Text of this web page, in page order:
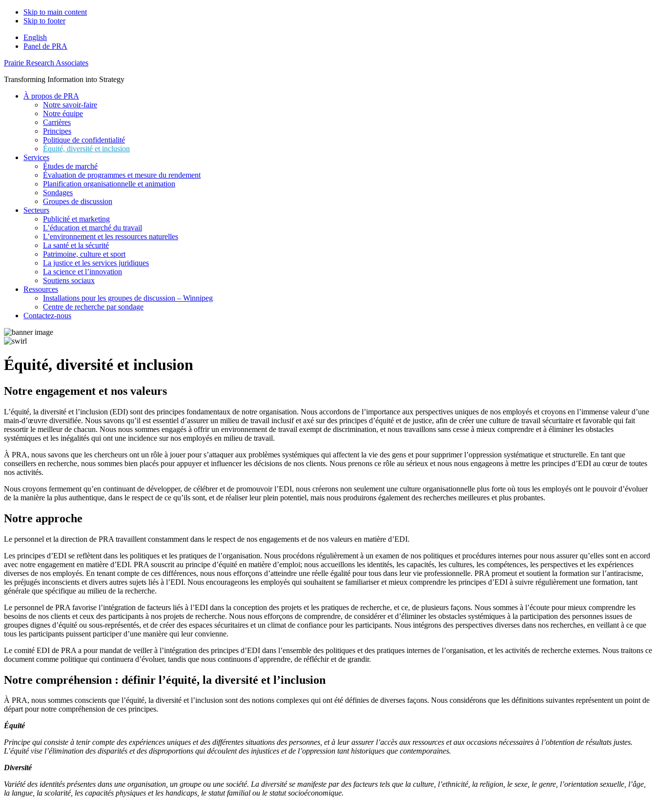
Skip to main content
Skip to footer
English
Panel de PRA
Prairie Research Associates
Transforming Information into Strategy
À propos de PRA
Notre savoir-faire
Notre équipe
Carrières
Principes
Politique de confidentialité
Équité, diversité et inclusion
Services
Études de marché
Évaluation de programmes et mesure du rendement
Planification organisationnelle et animation
Sondages
Groupes de discussion
Secteurs
Publicité et marketing
L’éducation et marché du travail
L’environnement et les ressources naturelles
La santé et la sécurité
Patrimoine, culture et sport
La justice et les services juridiques
La science et l’innovation
Soutiens sociaux
Ressources
Installations pour les groupes de discussion – Winnipeg
Centre de recherche par sondage
Contactez-nous
Équité, diversité et inclusion
Notre engagement et nos valeurs
L’équité, la diversité et l’inclusion (EDI) sont des principes fondamentaux de notre organisation. Nous accordons de l’importance aux perspectives uniques de nos employés et croyons en l’immense valeur d’une
main-d’œuvre diversifiée. Nous savons qu’il est essentiel d’assurer un milieu de travail inclusif et axé sur des principes d’équité et de justice, afin de créer une culture de travail sécuritaire et favorable qui fait
ressortir le meilleur de chacun. Nous nous sommes engagés à offrir un environnement de travail exempt de discrimination, et nous travaillons sans cesse à mieux comprendre et à éliminer les obstacles
systémiques et les inégalités qui ont une incidence sur nos employés en milieu de travail.
À PRA, nous savons que les chercheurs ont un rôle à jouer pour s’attaquer aux problèmes systémiques qui affectent la vie des gens et pour supprimer l’oppression systématique et structurelle. En tant que
conseillers en recherche, nous sommes bien placés pour appuyer et influencer les décisions de nos clients. Nous prenons ce rôle au sérieux et nous nous engageons à mettre les principes d’EDI au cœur de toutes
nos activités.
Nous croyons fermement qu’en continuant de développer, de célébrer et de promouvoir l’EDI, nous créerons non seulement une culture organisationnelle plus forte où tous les employés ont le pouvoir d’évoluer
de la manière la plus authentique, dans le respect de ce qu’ils sont, et de réaliser leur plein potentiel, mais nous produirons également des recherches meilleures et plus probantes.
Notre approche
Le personnel et la direction de PRA travaillent constamment dans le respect de nos engagements et de nos valeurs en matière d’EDI.
Les principes d’EDI se reflètent dans les politiques et les pratiques de l’organisation. Nous procédons régulièrement à un examen de nos politiques et procédures internes pour nous assurer qu’elles sont en accord
avec notre engagement en matière d’EDI. PRA souscrit au principe d’équité en matière d’emploi; nous accueillons les identités, les capacités, les cultures, les compétences, les perspectives et les expériences
diverses de nos employés. En tenant compte de ces différences, nous nous efforçons d’atteindre une réelle égalité pour tous dans leur vie professionnelle. PRA promeut et soutient la formation sur l’antiracisme,
les préjugés inconscients et divers autres sujets liés à l’EDI. Nous encourageons les employés qui souhaitent se familiariser et mieux comprendre les principes d’EDI à suivre régulièrement une formation, tant
générale que spécifique au milieu de la recherche.
Le personnel de PRA favorise l’intégration de facteurs liés à l’EDI dans la conception des projets et les pratiques de recherche, et ce, de plusieurs façons. Nous sommes à l’écoute pour mieux comprendre les
besoins de nos clients et ceux des participants à nos projets de recherche. Nous nous efforçons de comprendre, de considérer et d’éliminer les obstacles systémiques à la participation des personnes issues de
groupes dignes d’équité ou sous-représentés, et de créer des espaces sécuritaires et un climat de confiance pour les participants. Nous intégrons des perspectives diverses dans nos recherches, en veillant à ce que
tous les participants puissent participer d’une manière qui leur convienne.
Le comité EDI de PRA a pour mandat de veiller à l’intégration des principes d’EDI dans l’ensemble des politiques et des pratiques internes de l’organisation, et les activités de recherche externes. Nous traitons ce
document comme politique qui continuera d’évoluer, tandis que nous continuons d’apprendre, de réfléchir et de grandir.
Notre compréhension : définir l’équité, la diversité et l’inclusion
À PRA, nous sommes conscients que l’équité, la diversité et l’inclusion sont des notions complexes qui ont été définies de diverses façons. Nous considérons que les définitions suivantes représentent un point de
départ pour notre compréhension de ces principes.
Équité
Principe qui consiste à tenir compte des expériences uniques et des différentes situations des personnes, et à leur assurer l’accès aux ressources et aux occasions nécessaires à l’obtention de résultats justes.
L’équité vise l’élimination des disparités et des disproportions qui découlent des injustices et de l’oppression tant historiques que contemporaines.
Diversité
Variété des identités présentes dans une organisation, un groupe ou une société. La diversité se manifeste par des facteurs tels que la culture, l’ethnicité, la religion, le sexe, le genre, l’orientation sexuelle, l’âge,
la langue, la scolarité, les capacités physiques et les handicaps, le statut familial ou le statut socioéconomique.